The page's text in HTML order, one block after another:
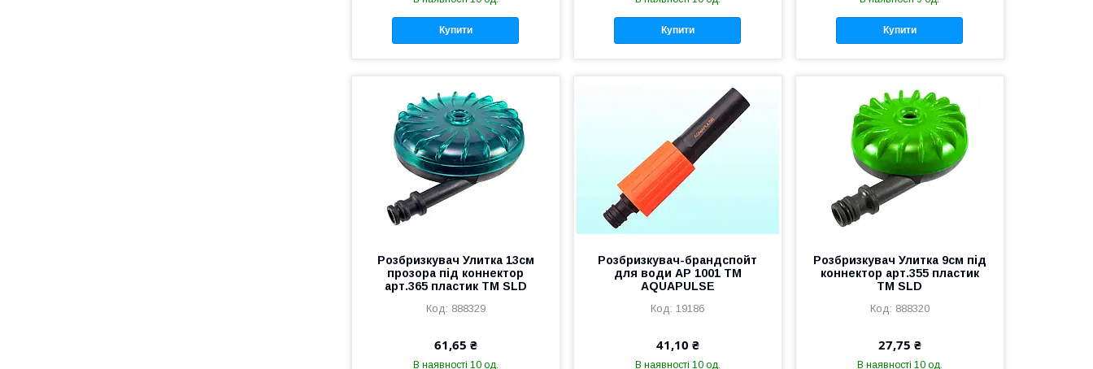
Купити Купити Купити
Розбризкувач Улитка 13см
прозора під коннектор
арт.365 пластик ТМ SLD
888329
61,65 ₴
В наявності 10 од.
Розбризкувач-брандспойт
для води АР 1001 ТМ
AQUAPULSE
19186
41,10 ₴
В наявності 10 од.
Розбризкувач Улитка 9см під
коннектор арт.355 пластик
ТМ SLD
888320
27,75 ₴
В наявності 10 од.